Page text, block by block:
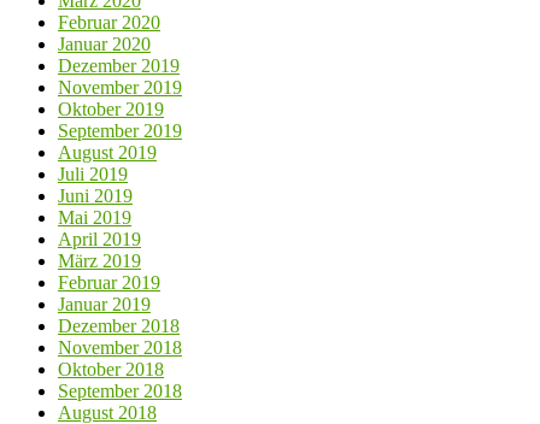
Februar 2020
Januar 2020
Dezember 2019
November 2019
Oktober 2019
September 2019
August 2019
Juli 2019
Juni 2019
Mai 2019
April 2019
März 2019
Februar 2019
Januar 2019
Dezember 2018
November 2018
Oktober 2018
September 2018
August 2018